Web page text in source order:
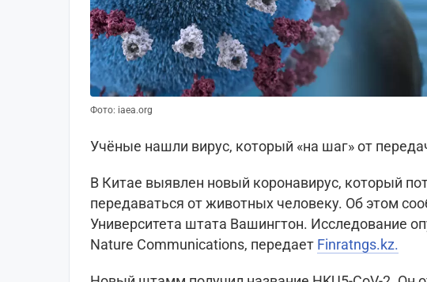
Фото: iaea.org
Учёные нашли вирус, который «на шаг» от
В Китае выявлен новый коронавирус, который
передаваться от животных человеку. Об этом
Университета штата Вашингтон. Исследование
Nature Communications, передает Finratngs.kz.